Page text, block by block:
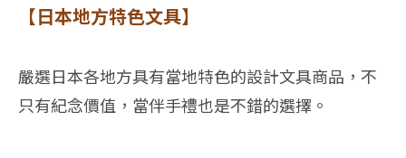
【日本地方特色文具】
嚴選日本各地方具有當地特色的設計文具商品，不
只有紀念價值，當伴手禮也是不錯的選擇。